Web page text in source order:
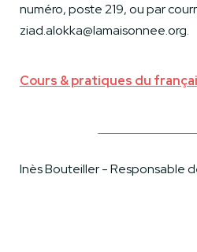
numéro, poste 219, ou par
ziad.alokka@lamaisonnee.org.
Cours & pratiques du
Inès Bouteiller - Responsable